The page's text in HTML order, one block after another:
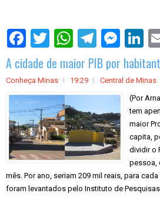
A cidade de maior PIB por
Conheça Minas 19:29 Central de Minas
(Por
tem
maior
capita,
dividir o
pessoa,
mês. Por ano, seriam 209 mil reais, para
foram levantados pelo Instituto de